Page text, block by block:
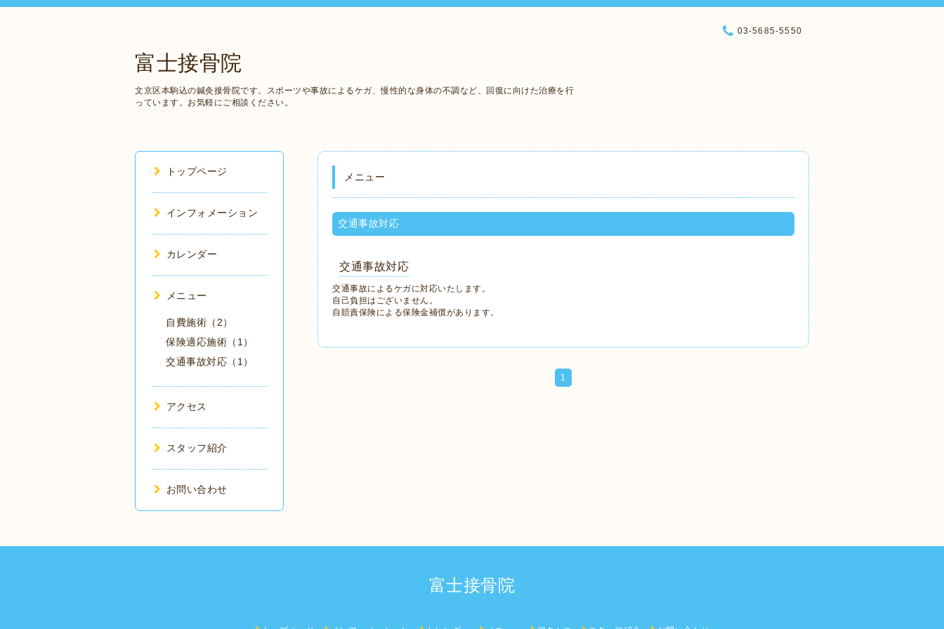
富士接骨院
文京区本駒込の鍼灸接骨院です。スポーツや事故によるケガ、慢性的な身体の不調など、回復に向けた治療を行
っています。お気軽にご相談ください。
03-5685-5550
メニュー
交通事故対応
交通事故対応
交通事故によるケガに対応いたします。
自己負担はございません。
自賠責保険による保険金補償があります。
1
トップページ
インフォメーション
カレンダー
メニュー
自費施術（2）
保険適応施術（1）
交通事故対応（1）
アクセス
スタッフ紹介
お問い合わせ
富士接骨院